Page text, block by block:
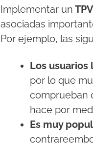
Implementar un
asociadas
Por ejemplo, las
Los usuarios
por lo que
comprueban
hace por
Es muy